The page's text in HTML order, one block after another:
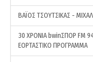
ΒΑΪΟΣ ΤΣΟΥΤΣΙΚΑΣ -
30 ΧΡΟΝΙΑ bwinΣΠΟΡ FM
ΕΟΡΤΑΣΤΙΚΟ ΠΡΟΓΡΑΜΜΑ